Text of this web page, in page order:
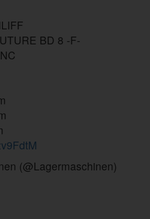
BD 8 -F-
(@Lagermaschinen)